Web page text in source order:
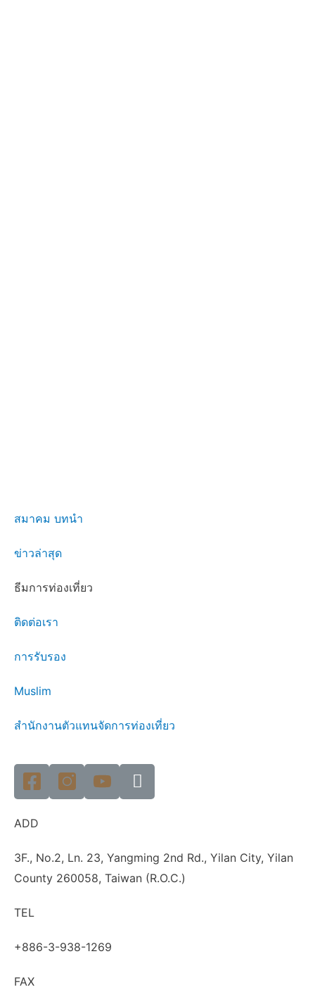
สมาคม บทนำ
ข่าวล่าสุด
ธีมการท่องเที่ยว
ติดต่อเรา
การรับรอง
Muslim
สำนักงานตัวแทนจัดการท่องเที่ยว
ADD
3F., No.2, Ln. 23, Yangming 2nd Rd., Yilan City, Yilan
County 260058, Taiwan (R.O.C.)
TEL
+886-3-938-1269
FAX